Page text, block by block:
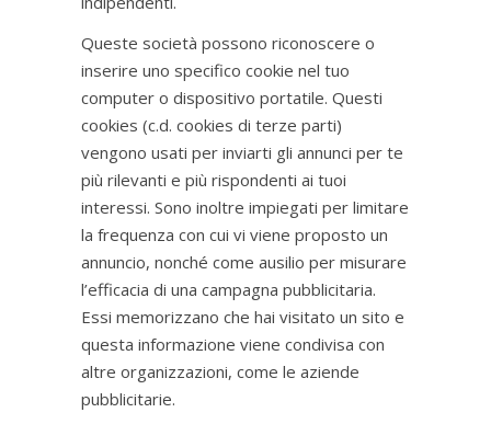
Queste società possono riconoscere o
inserire uno specifico cookie nel tuo
computer o dispositivo portatile. Questi
cookies (c.d. cookies di terze parti)
vengono usati per inviarti gli annunci per te
più rilevanti e più rispondenti ai tuoi
interessi. Sono inoltre impiegati per limitare
la frequenza con cui vi viene proposto un
annuncio, nonché come ausilio per misurare
l’efficacia di una campagna pubblicitaria.
Essi memorizzano che hai visitato un sito e
questa informazione viene condivisa con
altre organizzazioni, come le aziende
pubblicitarie.